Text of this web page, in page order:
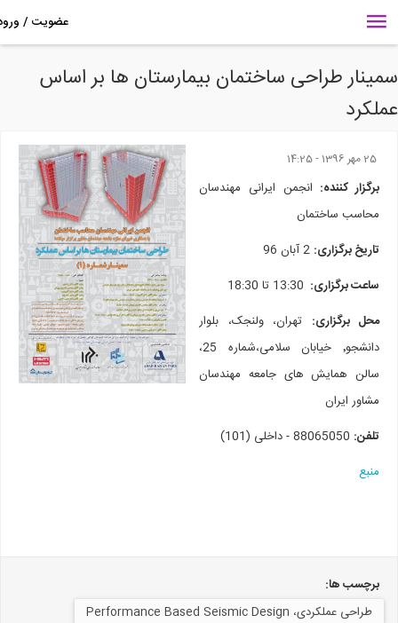
طراحی ساختمان بیمارستان ها بر اساس
25 مهر 1396 - 14:25
برگزار کننده:انجمن ایرانی مهندسان
محاسب ساختمان
تاریخ برگزاری:2 آبان 96
ساعت برگزاری:13:30 تا 18:30
محل برگزاری:تهران، ولنجک، بلوار
دانشجو٬ خیابان سلامی،‌شماره 25،
سالن همایش های جامعه مهندسان
مشاور ایران
تلفن:88065050 - داخلی (101)
منبع
برچسب ها:
طراحی عملکردی، Performance Based Seismic Design